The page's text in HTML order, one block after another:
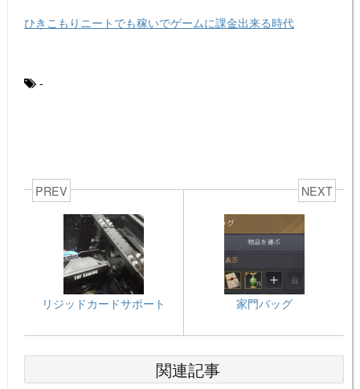
ひきこもりニートでも稼いでゲームに課金出来る時代
-
PREV
リジッドカードサポート
NEXT
家門バッグ
関連記事